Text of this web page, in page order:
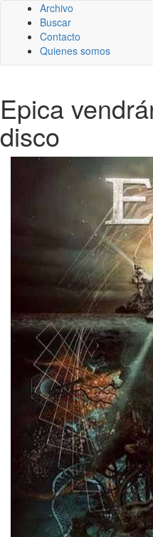
Archivo
Buscar
Contacto
Quienes somos
Epica
disco